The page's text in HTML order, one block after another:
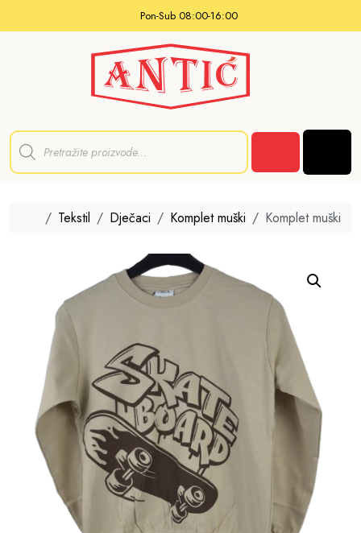
Pon-Sub 08:00-16:00
P
d
HomeTekstil Dječaci Komplet muški Komplet muški